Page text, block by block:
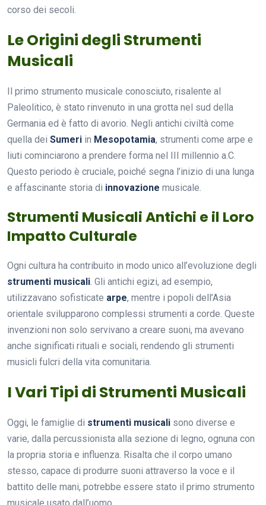
corso dei secoli.
Le Origini degli Strumenti
Musicali
Il primo strumento musicale conosciuto, risalente al
Paleolitico, è stato rinvenuto in una grotta nel sud della
Germania ed è fatto di avorio. Negli antichi civiltà come
quella dei Sumeri in Mesopotamia, strumenti come arpe e
liuti cominciarono a prendere forma nel III millennio a.C.
Questo periodo è cruciale, poiché segna l’inizio di una lunga
e affascinante storia di innovazione musicale.
Strumenti Musicali Antichi e il Loro
Impatto Culturale
Ogni cultura ha contribuito in modo unico all’evoluzione degli
strumenti musicali. Gli antichi egizi, ad esempio,
utilizzavano sofisticate arpe, mentre i popoli dell’Asia
orientale svilupparono complessi strumenti a corde. Queste
invenzioni non solo servivano a creare suoni, ma avevano
anche significati rituali e sociali, rendendo gli strumenti
musicli fulcri della vita comunitaria.
I Vari Tipi di Strumenti Musicali
Oggi, le famiglie di strumenti musicali sono diverse e
varie, dalla percussionista alla sezione di legno, ognuna con
la propria storia e influenza. Risalta che il corpo umano
stesso, capace di produrre suoni attraverso la voce e il
battito delle mani, potrebbe essere stato il primo strumento